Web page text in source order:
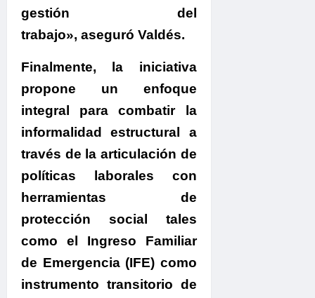
gestión del
trabajo», aseguró Valdés.
Finalmente, la iniciativa
propone un enfoque
integral para combatir la
informalidad estructural
a
través de la articulación de
políticas laborales con
herramientas de
protección social tales
como el Ingreso Familiar
de Emergencia (IFE) como
instrumento transitorio de